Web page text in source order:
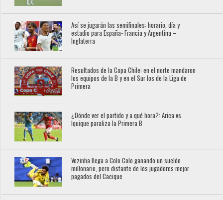
Así se jugarán las semifinales: horario, día y
estadio para España- Francia y Argentina –
Inglaterra
Resultados de la Copa Chile: en el norte mandaron
los equipos de la B y en el Sur los de la Liga de
Primera
¿Dónde ver el partido y a qué hora?: Arica vs
Iquique paraliza la Primera B
Vozinha llega a Colo Colo ganando un sueldo
millonario, pero distante de los jugadores mejor
pagados del Cacique